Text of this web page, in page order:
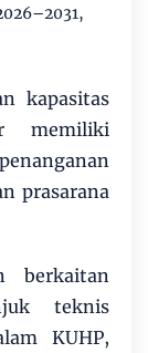
kapasitas
memiliki
prasarana
berkaitan
teknis
KUHP,